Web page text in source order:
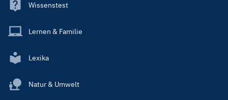
Wissenstest
Lernen & Familie
Lexika
Natur & Umwelt